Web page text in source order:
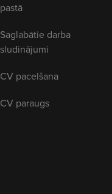
pastā
Saglabātie darba
sludinājumi
CV pacelšana
CV paraugs